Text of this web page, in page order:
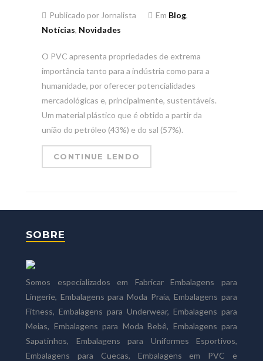
Publicado por Jornalista Em Blog,
Notícias, Novidades
O PVC apresenta propriedades de extrema
importância tanto para a indústria como para a
humanidade, por oferecer potencialidades
mercadológicas e, principalmente, sustentáveis.
Um material plástico que é obtido a partir da
união do petróleo (43%) e do sal (57%).
CONTINUE LENDO
SOBRE
Somos especializados em Fabricar Embalagens para
Lingerie, Embalagens para Moda Praia, Embalagens para
Fitness, Embalagens para Underwear, Embalagens para
Meias, Embalagens para Moda Bebê, Embalagens para
Sapatinhos, Embalagens para Uniformes Esportivos,
Embalagens para Cuecas, Embalagens em PVC e